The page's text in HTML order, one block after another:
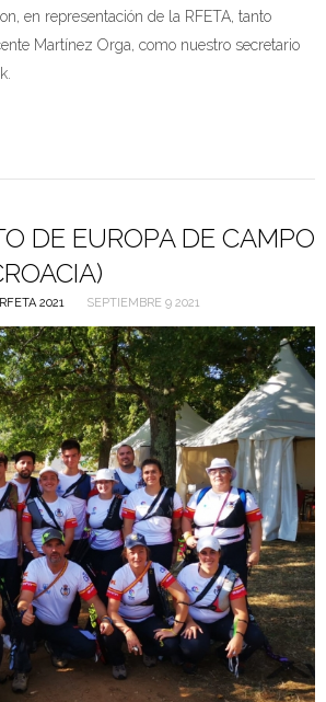
en representación de la RFETA, tanto
Martínez Orga, como nuestro secretario
DE EUROPA DE CAMPO
2021 SEPTIEMBRE 9 2021